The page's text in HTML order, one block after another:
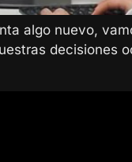
algo nuevo,
decisiones